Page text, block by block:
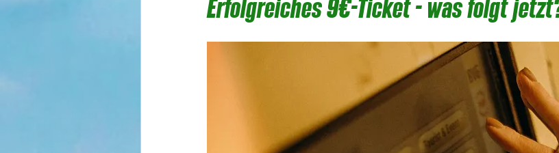
Erfolgreiches 9€-Ticket - was folgt